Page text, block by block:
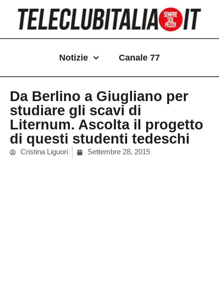
contenuto
Notizie Canale 77
Da Berlino a Giugliano per
studiare gli scavi di
Liternum. Ascolta il progetto
di questi studenti tedeschi
Cristina Liguori Settembre 28, 2015